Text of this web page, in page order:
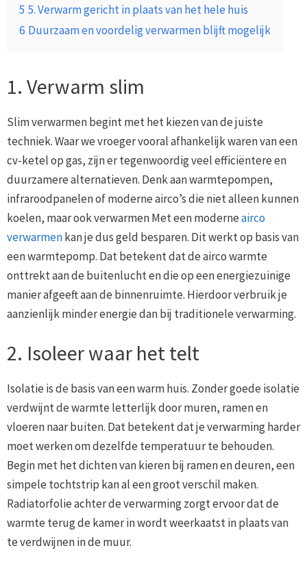
5 5. Verwarm gericht in plaats van het hele huis
6 Duurzaam en voordelig verwarmen blijft mogelijk
1. Verwarm slim
Slim verwarmen begint met het kiezen van de juiste
techniek. Waar we vroeger vooral afhankelijk waren van een
cv-ketel op gas, zijn er tegenwoordig veel efficiëntere en
duurzamere alternatieven. Denk aan warmtepompen,
infraroodpanelen of moderne airco’s die niet alleen kunnen
koelen, maar ook verwarmen Met een moderneairco
verwarmenkan je dus geld besparen. Dit werkt op basis van
een warmtepomp. Dat betekent dat de airco warmte
onttrekt aan de buitenlucht en die op een energiezuinige
manier afgeeft aan de binnenruimte. Hierdoor verbruik je
aanzienlijk minder energie dan bij traditionele verwarming.
2. Isoleer waar het telt
Isolatie is de basis van een warm huis. Zonder goede isolatie
verdwijnt de warmte letterlijk door muren, ramen en
vloeren naar buiten. Dat betekent dat je verwarming harder
moet werken om dezelfde temperatuur te behouden.
Begin met het dichten van kieren bij ramen en deuren, een
simpele tochtstrip kan al een groot verschil maken.
Radiatorfolie achter de verwarming zorgt ervoor dat de
warmte terug de kamer in wordt weerkaatst in plaats van
te verdwijnen in de muur.